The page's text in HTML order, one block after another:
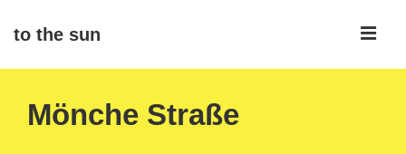
Zumto the sun
Navigation
Mönche Straße